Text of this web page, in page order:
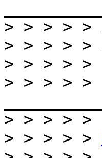
>
>
>
> > > > >
>
> > > > >